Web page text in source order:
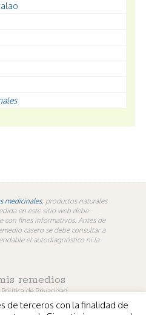
medicinales, productos naturales
en este sitio web debe
con fines informativos. Antes de
casero se debe consultar a
el autodiagnóstico ni la
remedios
Política de Privacidad
de terceros con la finalidad de